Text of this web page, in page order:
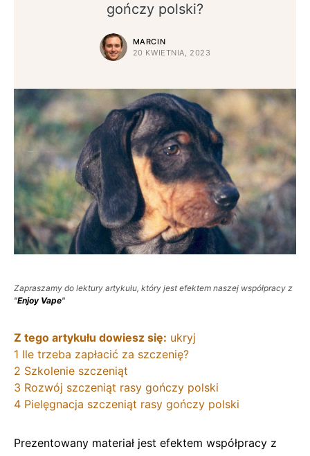
gończy polski?
MARCIN
20 KWIETNIA, 2023
Zapraszamy do lektury artykułu, który jest efektem naszej współpracy z
"Enjoy Vape"
Z tego artykułu dowiesz się: ukryj
1 Ile trzeba zapłacić za szczenię?
2 Szkolenie szczeniąt
3 Rozwój szczeniąt rasy gończy polski
4 Pielęgnacja szczeniąt rasy gończy polski
Prezentowany materiał jest efektem współpracy z